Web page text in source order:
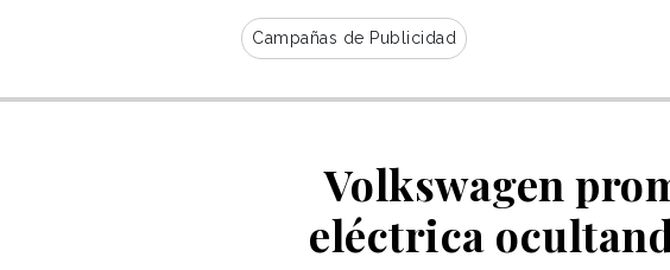
Campañas de Publicidad
Volkswagen
eléctrica